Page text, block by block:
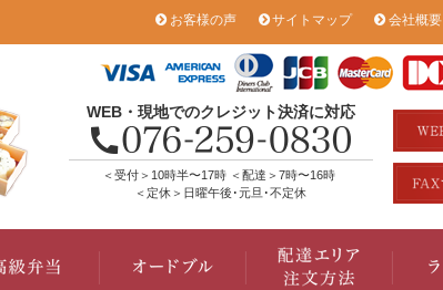
お客様の声 サイトマップ 会社概要
WEB・現地でのクレジット決済に対応
＜受付＞10時半〜17時 ＜配達＞7時〜16時
＜定休＞日曜午後･元旦･不定休